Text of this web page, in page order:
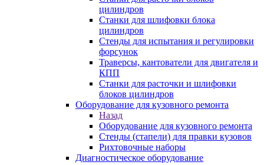
цилиндров
Станки для шлифовки блока
цилиндров
Стенды для испытания и регулировки
форсунок
Траверсы, кантователи для двигателя и
КПП
Станки для расточки и шлифовки
блоков цилиндров
Оборудование для кузовного ремонта
Назад
Оборудование для кузовного ремонта
Стенды (стапели) для правки кузовов
Рихтовочные наборы
Диагностическое оборудование